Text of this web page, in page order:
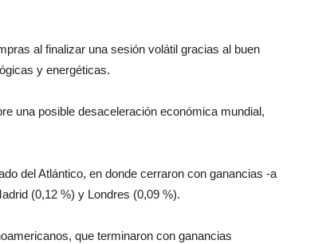
al finalizar una sesión volátil gracias al buen
y energéticas.
una posible desaceleración económica mundial,
del Atlántico, en donde cerraron con ganancias -a
(0,12 %) y Londres (0,09 %).
que terminaron con ganancias